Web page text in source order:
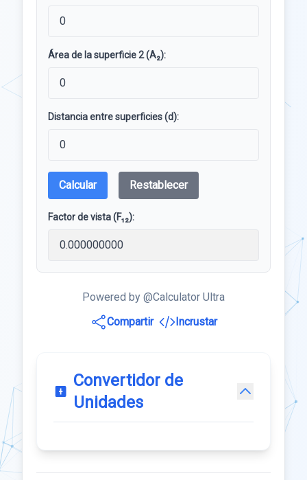
Área de la superficie 2 (A₂):
Distancia entre superficies (d):
Calcular Restablecer
Factor de vista (F₁₂):
Powered by @Calculator Ultra
Compartir
Incrustar
Convertidor de
Unidades